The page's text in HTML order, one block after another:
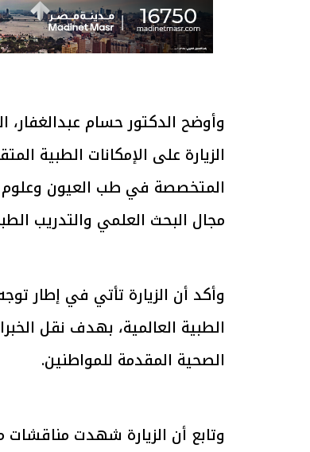
وأوضح الدكتور حسام عبدالغفار،
الزيارة على الإمكانات الطبية
المتخصصة في طب العيون وعلوم
مجال البحث العلمي والتدريب
وأكد أن الزيارة تأتي في إطار
الطبية العالمية، بهدف نقل
الصحية المقدمة للمواطنين.
وتابع أن الزيارة شهدت
الرئيس السيسي: تداعيات خطيرة على
الاقتصاد العالمي وأسعار الوقود حال
استمرار الأزمة في الشرق الأوسط